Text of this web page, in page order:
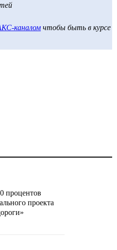
каналом чтобы быть в курсе
процентов
проекта